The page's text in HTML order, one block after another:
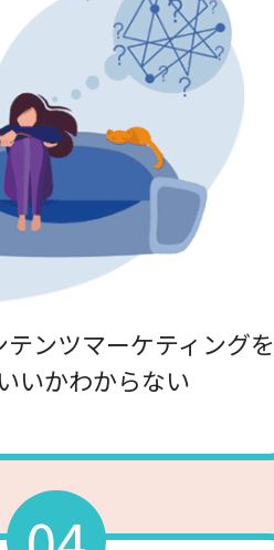
ンツマーケティングを
いかわからない